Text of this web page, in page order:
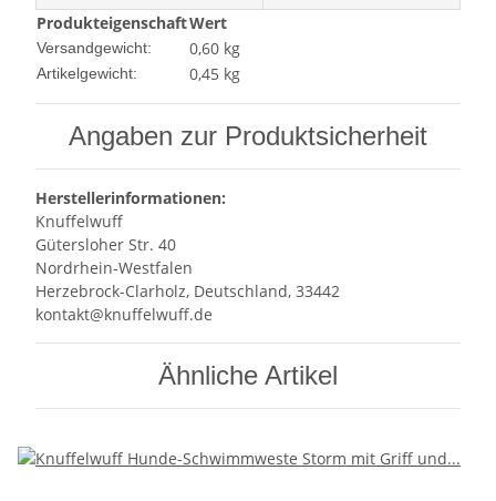
ProdukteigenschaftWert
Versandgewicht: 0,60 kg
Artikelgewicht: 0,45 kg
Angaben zur Produktsicherheit
Herstellerinformationen:
Knuffelwuff
Gütersloher Str. 40
Nordrhein-Westfalen
Herzebrock-Clarholz, Deutschland, 33442
kontakt@knuffelwuff.de
Ähnliche Artikel